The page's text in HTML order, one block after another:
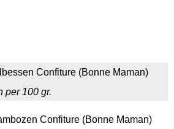
Confiture (Bonne Maman)
per 100 gr.
Confiture (Bonne Maman)